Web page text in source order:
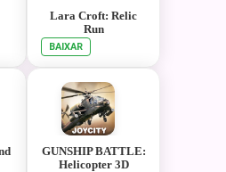
Lara Croft: Relic
Run
BAIXAR
GUNSHIP BATTLE:
Helicopter 3D